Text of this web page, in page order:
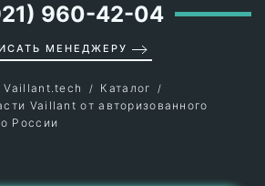
960-42-04
МЕНЕДЖЕРУ
Каталог
Vaillant от авторизованного
России